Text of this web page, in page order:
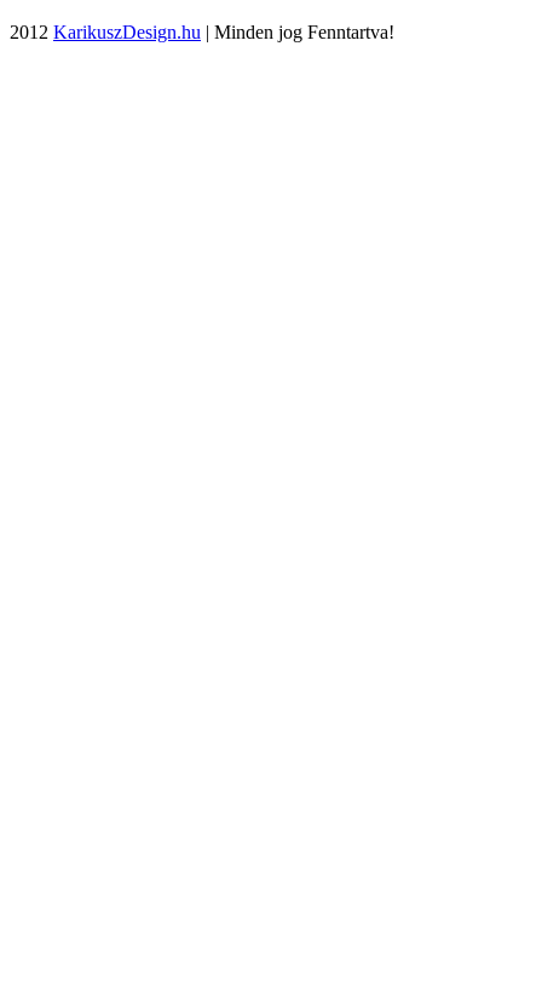
2012 KarikuszDesign.hu | Minden jog Fenntartva!